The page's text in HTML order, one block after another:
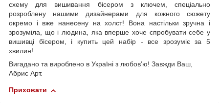
схему для вишивання бісером з ключем, спеціально
розроблену нашими дизайнерами для кожного сюжету
окремо і вже нанесену на холст! Вона настільки зручна і
зрозуміла, що і людина, яка вперше хоче спробувати себе у
вишивці бісером, і купить цей набір - все зрозуміє за 5
хвилин!
Вигадано та вироблено в Україні з любов’ю! Завжди Ваш,
Абрис Арт.
Приховати